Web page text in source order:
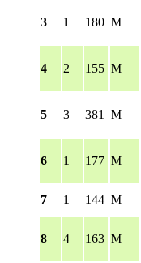
3 1 180 M
4 2 155 M
5 3 381 M
6 1 177 M
7 1 144 M
8 4 163 M